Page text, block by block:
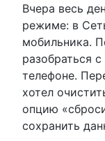
Вчера весь
режиме: в
мобильника.
разобраться
телефоне.
хотел
опцию
сохранить